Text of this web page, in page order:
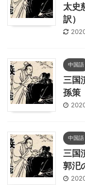
太史
訳）
中国語
三国
孫策
中国語
三国
郭汜